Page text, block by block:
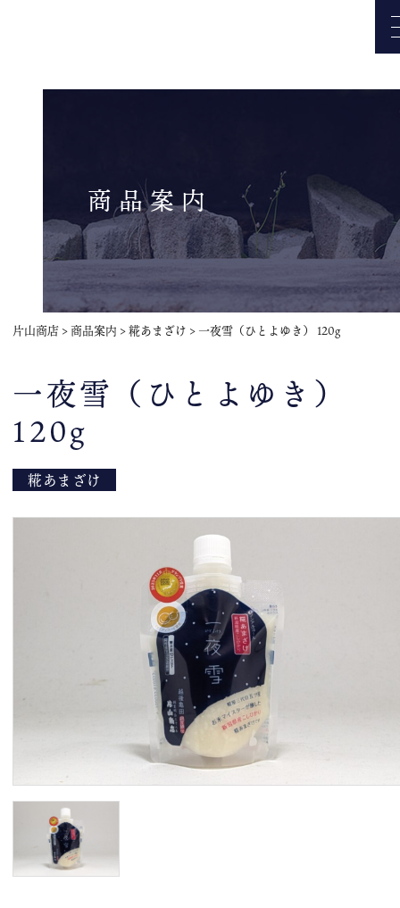
商品案内
片山商店 > 商品案内 >糀あまざけ > 一夜雪（ひとよゆき） 120g
一夜雪（ひとよゆき）
120g
糀あまざけ